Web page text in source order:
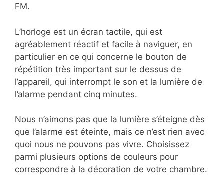
FM.
L’horloge est un écran tactile, qui est
agréablement réactif et facile à naviguer, en
particulier en ce qui concerne le bouton de
répétition très important sur le dessus de
l’appareil, qui interrompt le son et la lumière de
l’alarme pendant cinq minutes.
Nous n’aimons pas que la lumière s’éteigne dès
que l’alarme est éteinte, mais ce n’est rien avec
quoi nous ne pouvons pas vivre. Choisissez
parmi plusieurs options de couleurs pour
correspondre à la décoration de votre chambre.